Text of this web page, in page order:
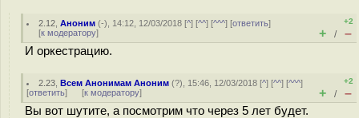
2.12 ,Аноним (-), 14:12, 12/03/2018 [^] [^^] [^^^] [ответить]
[к модератору]
+2
+ / –
И оркестрацию.
2.23 ,Всем Анонимам Аноним (?), 15:46, 12/03/2018 [^] [^^] [^^^]
[ответить] [к модератору]
+2
+ / –
Вы вот шутите, а посмотрим что через 5 лет будет.